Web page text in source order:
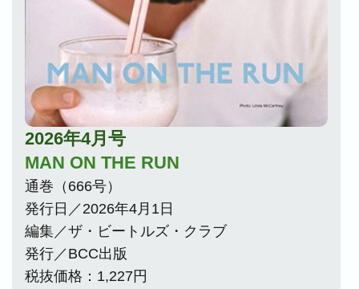
2026年4月号
MAN ON THE RUN
通巻（666号）
発行日／2026年4月1日
編集／ザ・ビートルズ・クラブ
発行／BCC出版
税抜価格：1,227円